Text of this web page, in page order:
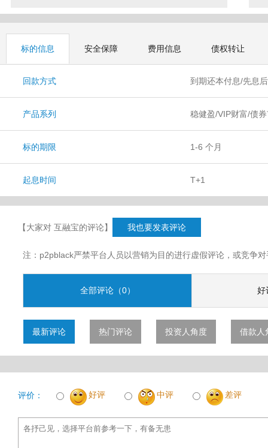
标的信息 安全保障 费用信息 债权转让
回款方式 到期还本付息/先息
产品系列 稳健盈/VIP财富/债
标的期限 1-6 个月
起息时间 T+1
【大家对 互融宝的评论】 我也要发表评论
注：p2pblack严禁平台人员以营销为目的进行虚假评论，或竞争
全部评论（0） 好
最新评论 热门评论 投资人角度 借款人
评价： 好评 中评 差评